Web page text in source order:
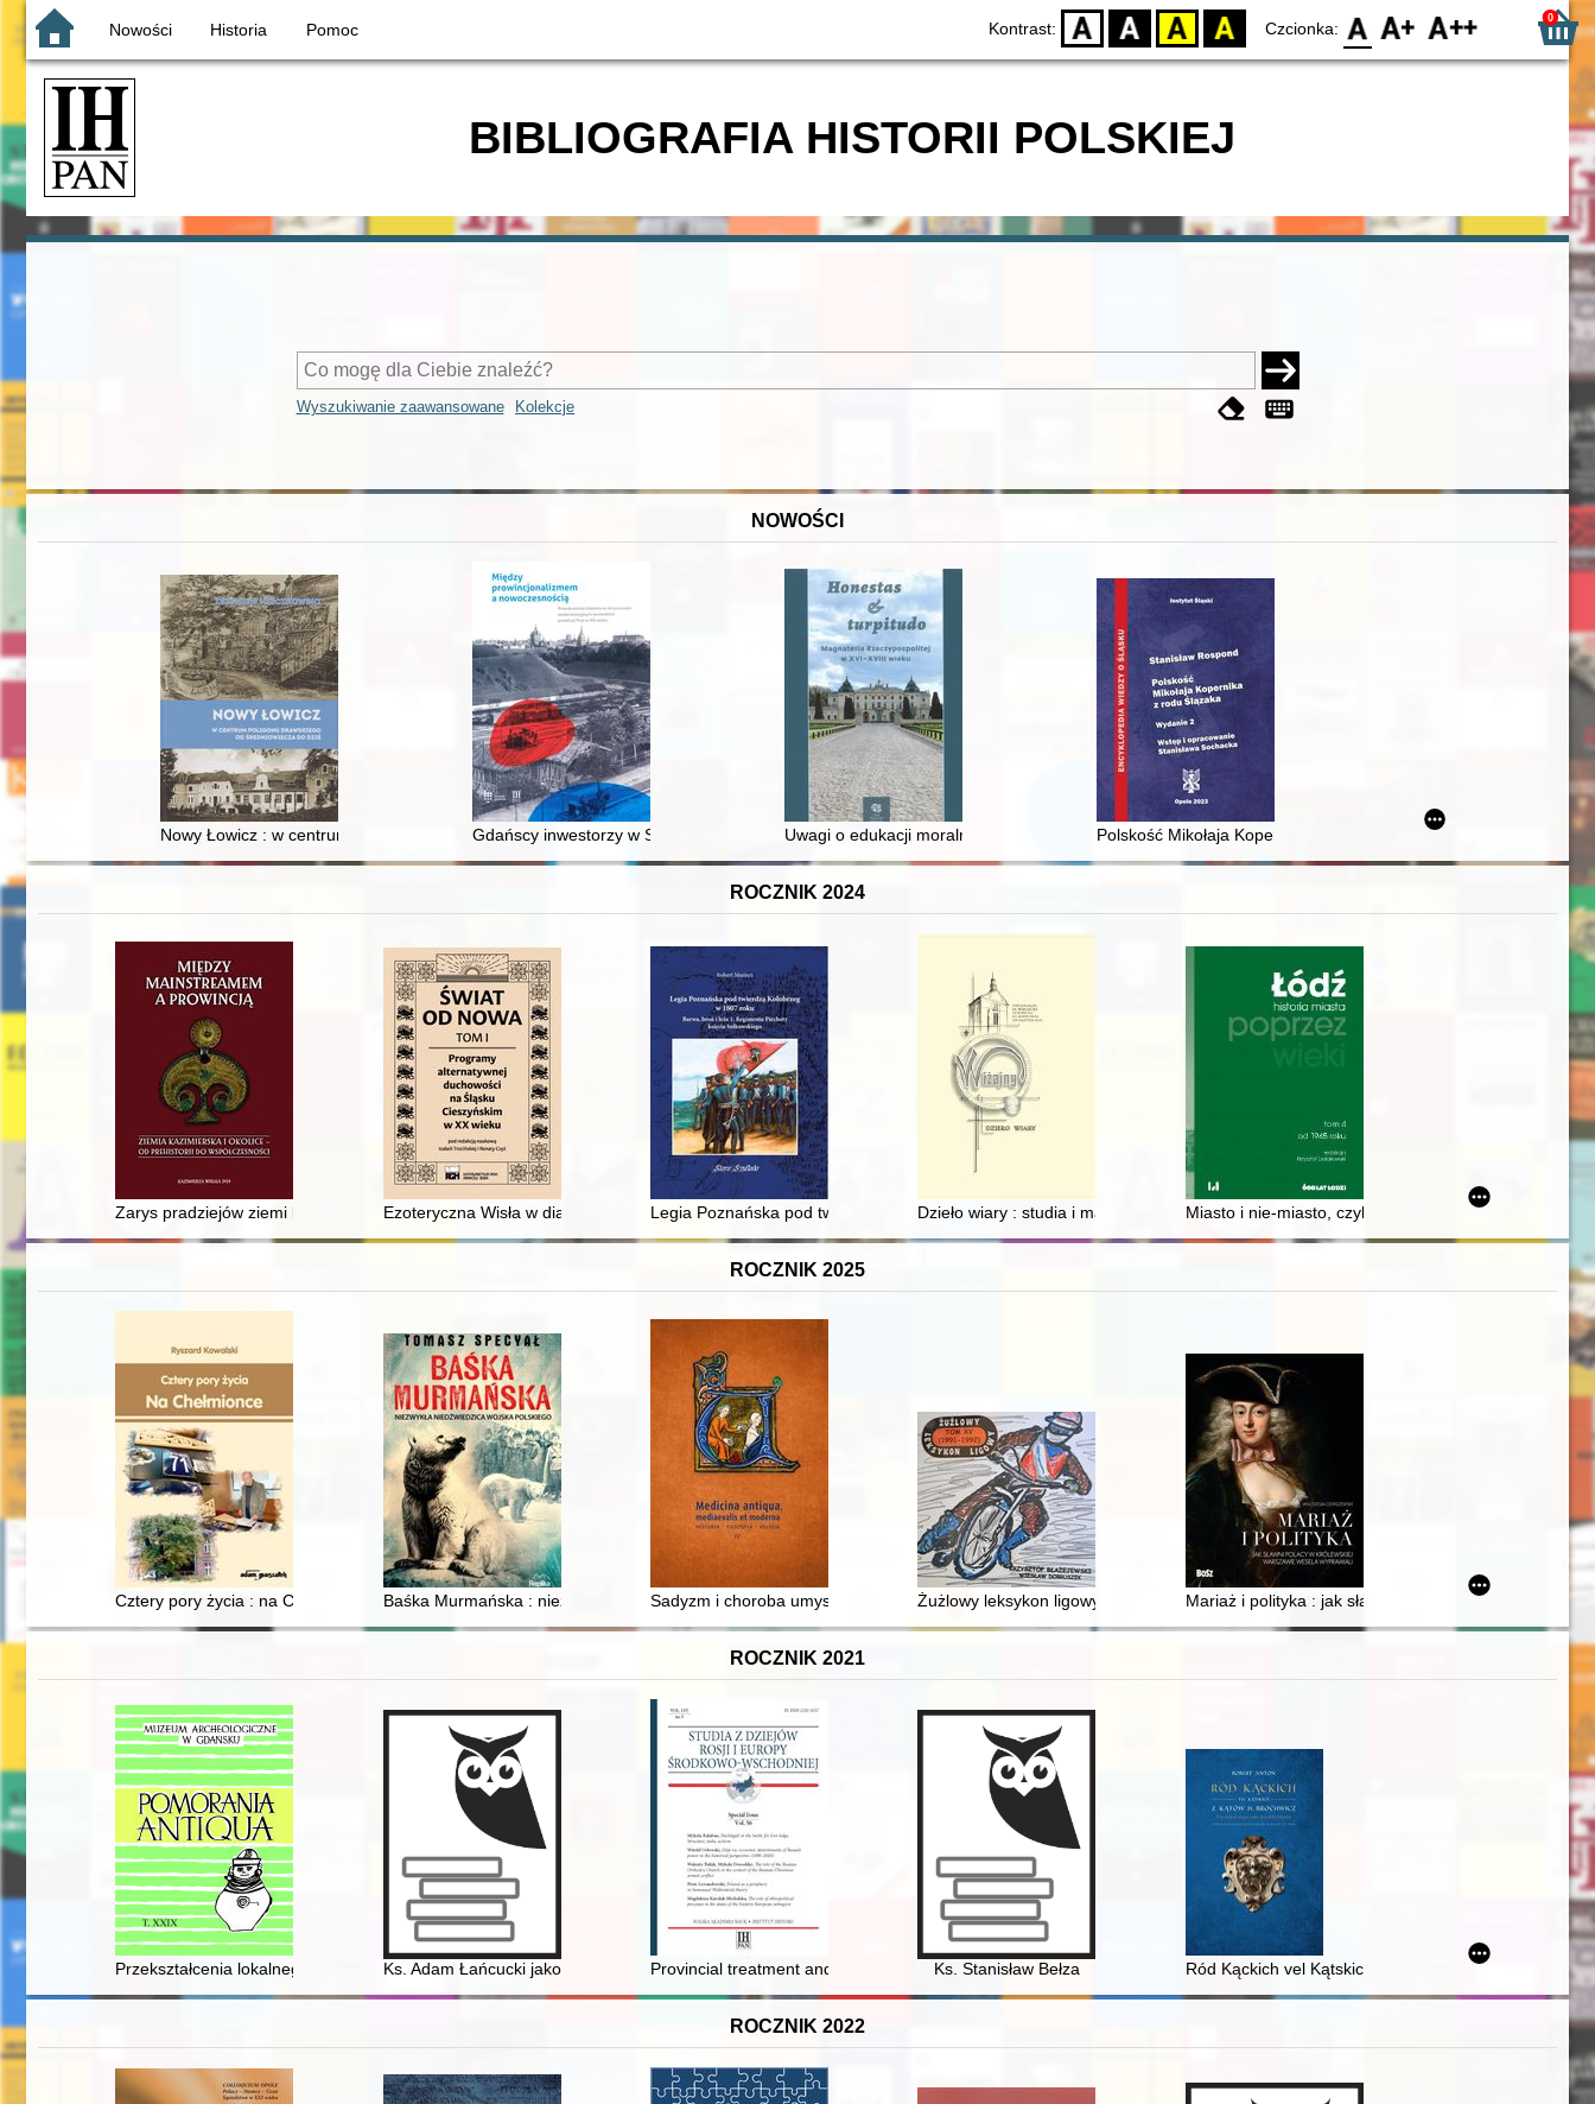
Nowości Historia Pomoc Kontrast: D BW YB BY Czcionka: F0 F1 F2 0
BIBLIOGRAFIA HISTORII POLSKIEJ
Wyszukiwanie zaawansowane Kolekcje
NOWOŚCI
Nowy Łowicz : w centrum poligonu drawskiego od średniowiecza do dziśGdańscy inwestorzy w Sopocie : prestiż finansowy i towarzyski lokalnego mieszczaństwa w 2. poł. XIX w
Uwagi o edukacji moralnej synów szlacheckich w XVI-wiecznej Rzeczypospolitej
Polskość Mikołaja Kopernika z rodu Ślązaka
ROCZNIK 2024
Zarys pradziejów ziemi kazimierskiejEzoteryczna Wisła w dialogu : redakcje przedwojennych czasopism wiślańskich wobec polskich i zagranicznych nurtów inicjacyjnych oraz ezoterycznych
Legia Poznańska pod twierdzą Kołobrzeg w 1807 roku : barwa, broń i leża 1. Regimentu Piechoty księcia Sułkowskiego
Dzieło wiary : studia i materiały do dziejów Parafii WiżajnyMiasto i nie-miasto, czyli Przemiany łódzkiej
ROCZNIK 2025
Cztery pory życia : na Chełmionce Baśka Murmańska : niezwykła niedźwiedzica Wojska PolskiegoSadyzm i choroba umysłowa w środowisku magnackim dawnej Rzeczypospolitej : casus Warszyckich herbu Awdaniec w XVII
Żużlowy leksykon ligowy. T. 15, Mariaż i polityka : jak sławni Polacy w królewskiej
ROCZNIK 2021
Przekształcenia lokalnego środowiska przyrodniczego i użytkowanie roślin w późnośredniowiecznym Pucku
Ks. Adam Łańcucki jako kapelan Inspektoratu Armii Krajowej Brzeżany na przykładzie wydarzeń w Buszczu
Provincial treatment and care asylums for the mentally ill in East Prussia as forgotten cultural heritage : case study of the
Ks. Stanisław Bełza Ród Kąckich vel Kątskich z Kątów H. Brochwicz :
ROCZNIK 2022